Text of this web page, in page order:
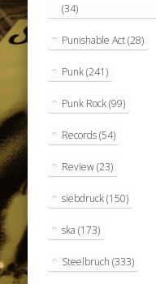
(34)
Punishable Act(28)
Punk(241)
Punk Rock(99)
Records(54)
Review(23)
siebdruck(150)
ska (173)
Steelbruch (333)